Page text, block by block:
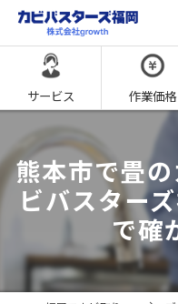
サービス 作業価格
熊本市で畳
ビバスター
で確